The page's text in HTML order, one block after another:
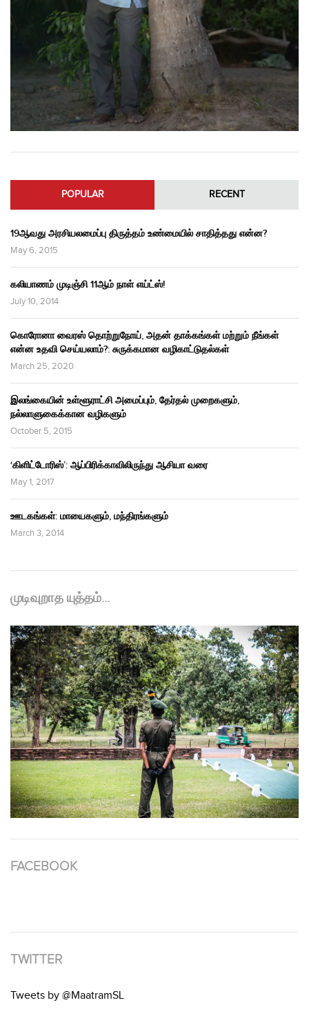
POPULAR RECENT
19ஆவது அரசியலமைப்பு திருத்தம் உண்மையில் சாதித்தது என்ன?
May 6, 2015
கலியாணம் முடிஞ்சி 11ஆம் நாள் எய்ட்ஸ்!
July 10, 2014
கொரோனா வைரஸ் தொற்றுநோய், அதன் தாக்கங்கள் மற்றும் நீங்கள்
என்ன உதவி செய்யலாம்?: சுருக்கமான வழிகாட்டுதல்கள்
March 25, 2020
இலங்கையின் உள்ளூராட்சி அமைப்பும், தேர்தல் முறைகளும்,
நல்லாளுகைக்கான வழிகளும்
October 5, 2015
‘கிளிட்டோரிஸ்’: ஆப்பிரிக்காவிலிருந்து ஆசியா வரை
May 1, 2017
ஊடகங்கள்: மாயைகளும், மந்திரங்களும்
March 3, 2014
முடிவுறாத யுத்தம்…
FACEBOOK
TWITTER
Tweets by @MaatramSL